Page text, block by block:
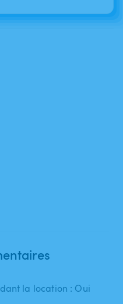
la location : Oui